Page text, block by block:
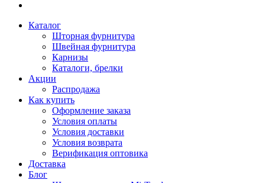
Каталог
Шторная фурнитура
Швейная фурнитура
Карнизы
Каталоги, брелки
Акции
Распродажа
Как купить
Оформление заказа
Условия оплаты
Условия доставки
Условия возврата
Верификация оптовика
Доставка
Блог